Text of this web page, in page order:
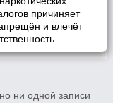
причиняет
и влечёт
ни одной записи